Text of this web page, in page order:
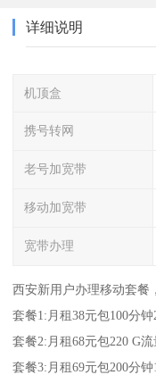
详细说明
机顶盒
携号转网
老号加宽带
移动加宽带
宽带办理
西安新用户办理移动套餐
套餐1:月租38元包100分钟
套餐2:月租68元包220 G流
套餐3:月租69元包200分